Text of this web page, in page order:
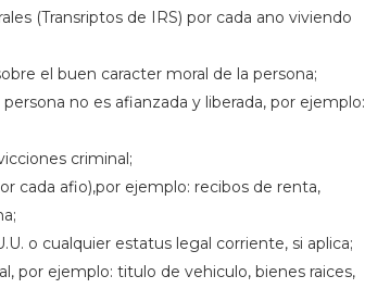
(Transriptos de IRS) por cada ano viviendo
el buen caracter moral de la persona;
no es afianzada y liberada, por ejemplo:
criminal;
cada afio),por ejemplo: recibos de renta,
o cualquier estatus legal corriente, si aplica;
por ejemplo: titulo de vehiculo, bienes raices,